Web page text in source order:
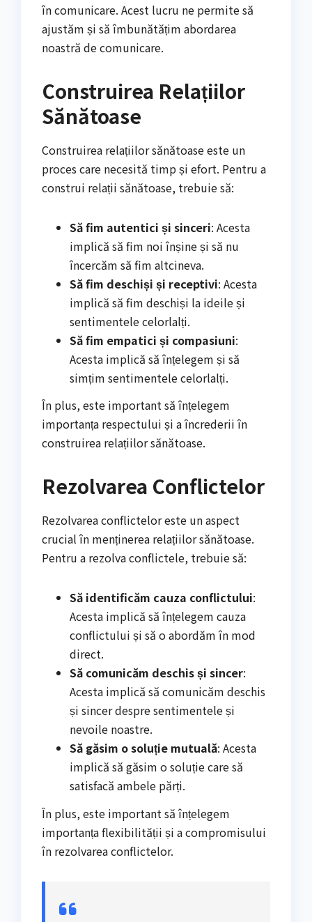
în comunicare. Acest lucru ne permite să
ajustăm și să îmbunătățim abordarea
noastră de comunicare.
Construirea Relațiilor
Sănătoase
Construirea relațiilor sănătoase este un
proces care necesită timp și efort. Pentru a
construi relații sănătoase, trebuie să:
Să fim autentici și sinceri: Acesta
implică să fim noi înșine și să nu
încercăm să fim altcineva.
Să fim deschiși și receptivi: Acesta
implică să fim deschiși la ideile și
sentimentele celorlalți.
Să fim empatici și compasiuni:
Acesta implică să înțelegem și să
simțim sentimentele celorlalți.
În plus, este important să înțelegem
importanța respectului și a încrederii în
construirea relațiilor sănătoase.
Rezolvarea Conflictelor
Rezolvarea conflictelor este un aspect
crucial în menținerea relațiilor sănătoase.
Pentru a rezolva conflictele, trebuie să:
Să identificăm cauza conflictului:
Acesta implică să înțelegem cauza
conflictului și să o abordăm în mod
direct.
Să comunicăm deschis și sincer:
Acesta implică să comunicăm deschis
și sincer despre sentimentele și
nevoile noastre.
Să găsim o soluție mutuală: Acesta
implică să găsim o soluție care să
satisfacă ambele părți.
În plus, este important să înțelegem
importanța flexibilității și a compromisului
în rezolvarea conflictelor.